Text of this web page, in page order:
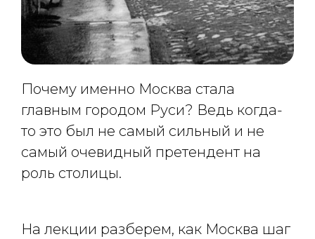
Почему именно Москва стала
главным городом Руси? Ведь когда-
то это был не самый сильный и не
самый очевидный претендент на
роль столицы.
На лекции разберем, как Москва шаг